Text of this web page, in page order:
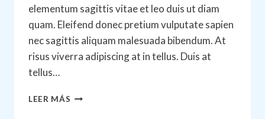
elementum sagittis vitae et leo duis ut diam
quam. Eleifend donec pretium vulputate sapien
nec sagittis aliquam malesuada bibendum. At
risus viverra adipiscing at in tellus. Duis at
tellus…
LEER MÁS WHAT